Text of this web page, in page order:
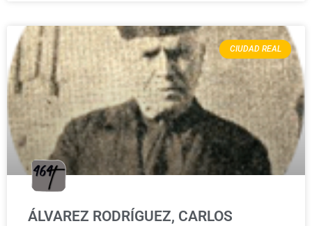
CIUDAD REAL
ÁLVAREZ RODRÍGUEZ, CARLOS